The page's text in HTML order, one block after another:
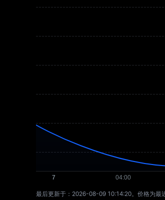
最后更新于：⁦2026-08-09 10:14:20⁩。价格为最